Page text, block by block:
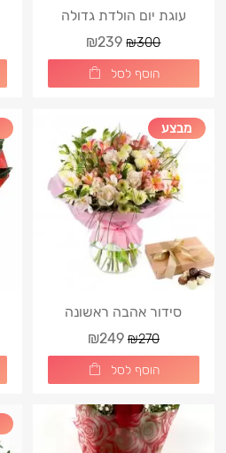
עוגת יום הולדת גדולה
₪300
₪239
הוסף לסל
מבצע
סידור אהבה ראשונה
₪270
₪249
הוסף לסל